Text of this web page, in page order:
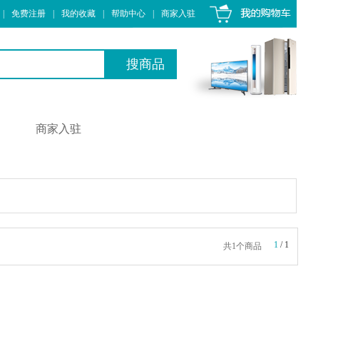
免费注册 我的收藏 帮助中心 商家入驻
商家入驻
共1个商品 1 / 1